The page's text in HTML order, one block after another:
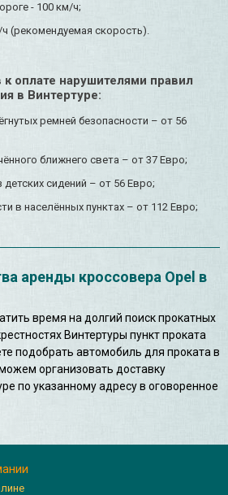
- 100 км/ч;
(рекомендуемая скорость).
оплате нарушителями правил
в Винтертуре:
ремней безопасности – от 56
ближнего света – от 37 Евро;
сидений – от 56 Евро;
в населённых пунктах – от 112 Евро;
аренды кроссовера Opel в
время на долгий поиск прокатных
Винтертуры пункт проката
подобрать автомобиль для проката в
организовать доставку
по указанному адресу в оговоренное